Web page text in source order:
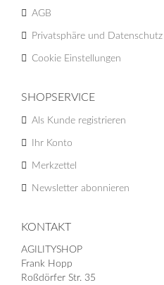
AGB
Privatsphäre und Datenschutz
Cookie Einstellungen
SHOPSERVICE
Als Kunde registrieren
Ihr Konto
Merkzettel
Newsletter abonnieren
KONTAKT
AGILITYSHOP
Frank Hopp
Roßdörfer Str. 35